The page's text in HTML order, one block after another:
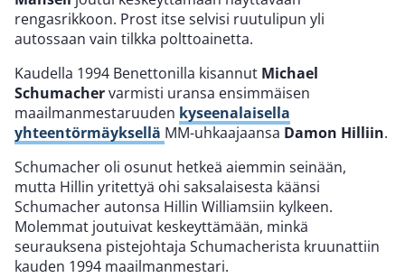
rengasrikkoon. Prost itse selvisi ruutulipun yli
autossaan vain tilkka polttoainetta.
Kaudella 1994 Benettonilla kisannut Michael
Schumachervarmisti uransa ensimmäisen
maailmanmestaruuden kyseenalaisella
yhteentörmäyksellä MM-uhkaajaansa Damon Hilliin.
Schumacher oli osunut hetkeä aiemmin seinään,
mutta Hillin yritettyä ohi saksalaisesta käänsi
Schumacher autonsa Hillin Williamsiin kylkeen.
Molemmat joutuivat keskeyttämään, minkä
seurauksena pistejohtaja Schumacherista kruunattiin
kauden 1994 maailmanmestari.